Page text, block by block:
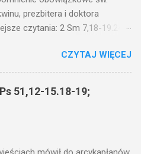
prezbitera i doktora
czytania: 2 Sm 7,18-19.24-
mówił ludowi: Czy po to
by je postawić pod korcem
Czy nie po to, aby je postawić
Nie ma bowiem nic ukrytego, co
na jaw. Kto ma uszy do
CZYTAJ WIĘCEJ
51,12-15.18-19;